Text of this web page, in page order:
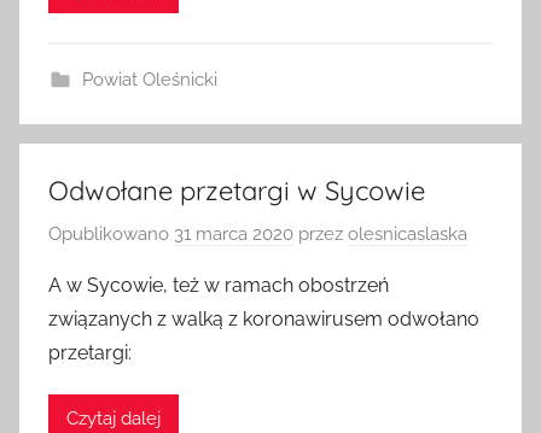
Powiat Oleśnicki
Odwołane przetargi w Sycowie
Opublikowano 31 marca 2020 przez olesnicaslaska
A w Sycowie, też w ramach obostrzeń
związanych z walką z koronawirusem odwołano
przetargi:
Czytaj dalej